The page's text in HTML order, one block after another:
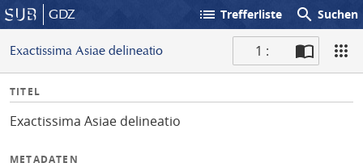
GDZ list Trefferliste search Suchen
Exactissima Asiae delineatio 1 :
I
f
TITEL
Exactissima Asiae delineatio
METADATEN